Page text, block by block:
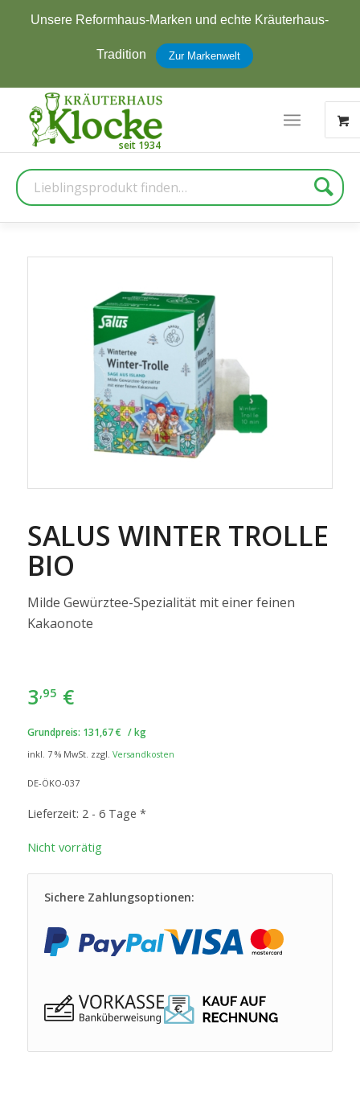
Unsere Reformhaus-Marken und echte Kräuterhaus-
Tradition Zur Markenwelt
Suche
SALUS WINTER TROLLE
BIO
Milde Gewürztee-Spezialität mit einer feinen
Kakaonote
3,95 €
Grundpreis: 131,67€ /kg
inkl. 7 % MwSt. zzgl. Versandkosten
DE-ÖKO-037
Lieferzeit: 2 - 6 Tage *
Nicht vorrätig
Sichere Zahlungsoptionen: